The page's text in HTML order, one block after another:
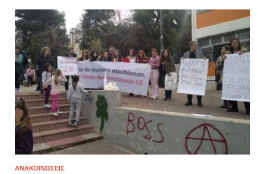
ΑΝΑΚΟΙΝΩΣΕΙΣ